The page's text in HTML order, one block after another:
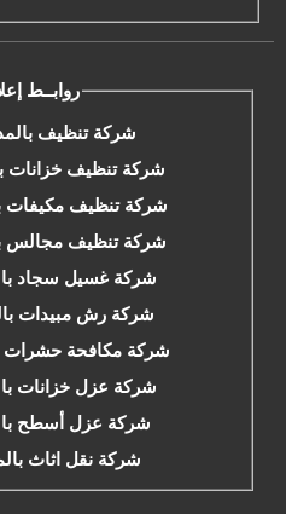
روابــط
شركة تنظيف
شركة تنظيف خزانات
شركة تنظيف مكيفات
شركة تنظيف مجالس
شركة غسيل سجاد
شركة رش مبيدات
شركة مكافحة حشرات
شركة عزل خزانات
شركة عزل أسطح
شركة نقل اثاث